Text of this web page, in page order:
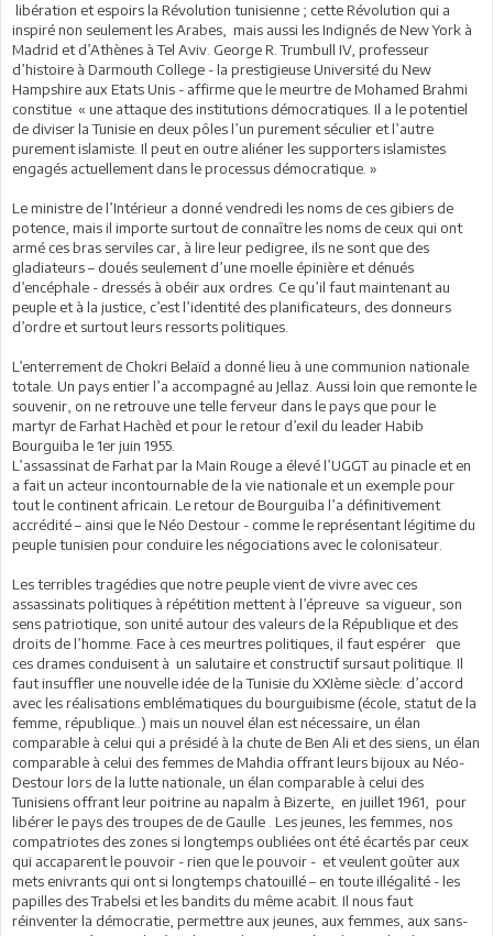
libération et espoirs la Révolution tunisienne ; cette Révolution qui a
inspiré non seulement les Arabes, mais aussi les Indignés de New York à
Madrid et d’Athènes à Tel Aviv. George R. Trumbull IV, professeur
d’histoire à Darmouth College - la prestigieuse Université du New
Hampshire aux Etats Unis - affirme que le meurtre de Mohamed Brahmi
constitue « une attaque des institutions démocratiques. Il a le potentiel
de diviser la Tunisie en deux pôles l’un purement séculier et l’autre
purement islamiste. Il peut en outre aliéner les supporters islamistes
engagés actuellement dans le processus démocratique. »
Le ministre de l’Intérieur a donné vendredi les noms de ces gibiers de
potence, mais il importe surtout de connaître les noms de ceux qui ont
armé ces bras serviles car, à lire leur pedigree, ils ne sont que des
gladiateurs – doués seulement d’une moelle épinière et dénués
d’encéphale - dressés à obéir aux ordres. Ce qu’il faut maintenant au
peuple et à la justice, c’est l’identité des planificateurs, des donneurs
d’ordre et surtout leurs ressorts politiques.
L’enterrement de Chokri Belaïd a donné lieu à une communion nationale
totale. Un pays entier l’a accompagné au Jellaz. Aussi loin que remonte le
souvenir, on ne retrouve une telle ferveur dans le pays que pour le
martyr de Farhat Hachèd et pour le retour d’exil du leader Habib
Bourguiba le 1er juin 1955.
L’assassinat de Farhat par la Main Rouge a élevé l’UGGT au pinacle et en
a fait un acteur incontournable de la vie nationale et un exemple pour
tout le continent africain. Le retour de Bourguiba l’a définitivement
accrédité – ainsi que le Néo Destour - comme le représentant légitime du
peuple tunisien pour conduire les négociations avec le colonisateur.
Les terribles tragédies que notre peuple vient de vivre avec ces
assassinats politiques à répétition mettent à l’épreuve sa vigueur, son
sens patriotique, son unité autour des valeurs de la République et des
droits de l’homme. Face à ces meurtres politiques, il faut espérer que
ces drames conduisent à un salutaire et constructif sursaut politique. Il
faut insuffler une nouvelle idée de la Tunisie du XXIème siècle: d’accord
avec les réalisations emblématiques du bourguibisme (école, statut de la
femme, république..) mais un nouvel élan est nécessaire, un élan
comparable à celui qui a présidé à la chute de Ben Ali et des siens, un élan
comparable à celui des femmes de Mahdia offrant leurs bijoux au Néo-
Destour lors de la lutte nationale, un élan comparable à celui des
Tunisiens offrant leur poitrine au napalm à Bizerte, en juillet 1961, pour
libérer le pays des troupes de de Gaulle . Les jeunes, les femmes, nos
compatriotes des zones si longtemps oubliées ont été écartés par ceux
qui accaparent le pouvoir - rien que le pouvoir - et veulent goûter aux
mets enivrants qui ont si longtemps chatouillé – en toute illégalité - les
papilles des Trabelsi et les bandits du même acabit. Il nous faut
réinventer la démocratie, permettre aux jeunes, aux femmes, aux sans-